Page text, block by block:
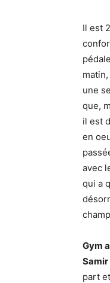
Il est
une
que,
il est
en
avec
qui a
Gym
part